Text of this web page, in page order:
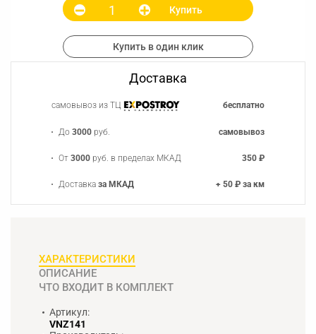
Купить
Купить в один клик
Доставка
самовывоз из ТЦ бесплатно
До3000 руб. самовывоз
От3000 руб. в пределах МКАД 350 ₽
Доставказа МКАД + 50 ₽ за км
ХАРАКТЕРИСТИКИ
ОПИСАНИЕ
ЧТО ВХОДИТ В КОМПЛЕКТ
Артикул:
VNZ141